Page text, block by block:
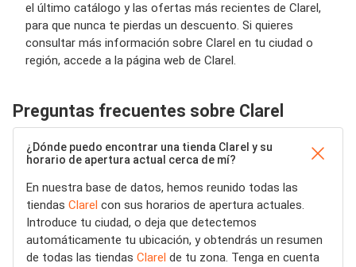
el último catálogo y las ofertas más recientes de Clarel,
para que nunca te pierdas un descuento. Si quieres
consultar más información sobre Clarel en tu ciudad o
región, accede a la página web de Clarel.
Preguntas frecuentes sobre Clarel
¿Dónde puedo encontrar una tienda Clarel y su
horario de apertura actual cerca de mí?
En nuestra base de datos, hemos reunido todas las
tiendas Clarel con sus horarios de apertura actuales.
Introduce tu ciudad, o deja que detectemos
automáticamente tu ubicación, y obtendrás un resumen
de todas las tiendas Clarel de tu zona. Tenga en cuenta